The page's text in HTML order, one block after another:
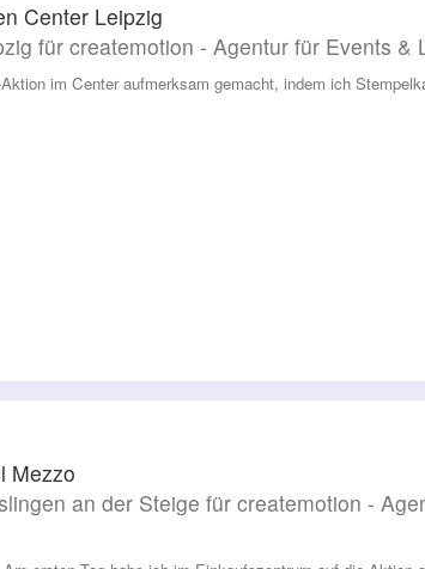
Center Leipzig
für createmotion - Agentur für Events &
im Center aufmerksam gemacht, indem ich
Mezzo
an der Steige für createmotion -